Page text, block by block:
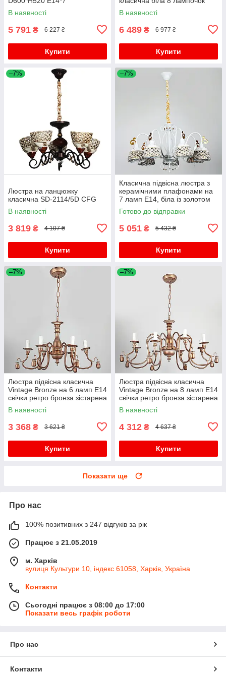
В наявності
5 791 ₴ 6 227 ₴
Купити
В наявності
6 489 ₴ 6 977 ₴
Купити
–7%
Люстра на ланцюжку
класична SD-2114/5D CFG
В наявності
3 819 ₴ 4 107 ₴
Купити
–7%
Класична підвісна люстра з
керамічними плафонами на
7 ламп E14, біла із золотом
D700
Готово до відправки
5 051 ₴ 5 432 ₴
Купити
–7%
Люстра підвісна класична
Vintage Bronze на 6 ламп E14
свічки ретро бронза зістарена
В наявності
3 368 ₴ 3 621 ₴
Купити
–7%
Люстра підвісна класична
Vintage Bronze на 8 ламп E14
свічки ретро бронза зістарена
велика
В наявності
4 312 ₴ 4 637 ₴
Купити
Показати ще
Про нас
100% позитивних з 247 відгуків за рік
Працює з 21.05.2019
м. Харків
вулиця Культури 10, індекс 61058, Харків, Україна
Контакти
Сьогодні працює з 08:00 до 17:00
Показати весь графік роботи
Про нас
Контакти